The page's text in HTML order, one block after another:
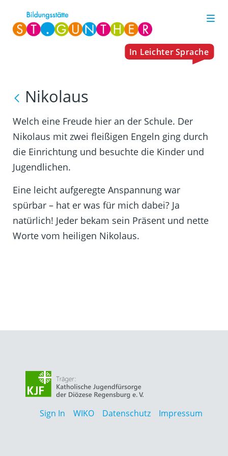
Nikolaus
Welch eine Freude hier an der Schule. Der
Nikolaus mit zwei fleißigen Engeln ging durch
die Einrichtung und besuchte die Kinder und
Jugendlichen.
Eine leicht aufgeregte Anspannung war
spürbar – hat er was für mich dabei? Ja
natürlich! Jeder bekam sein Präsent und nette
Worte vom heiligen Nikolaus.
Impressum
Datenschutz
WIKO
Sign In